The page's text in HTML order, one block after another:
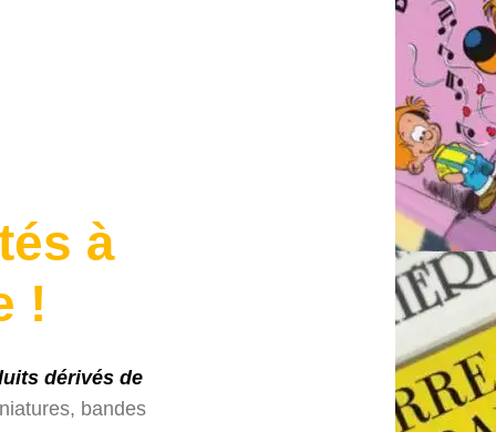
à
!
dérivés de
bandes